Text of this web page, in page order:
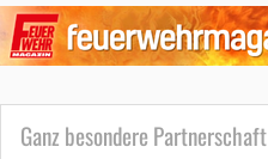
Ganz besondere Partnerschaft